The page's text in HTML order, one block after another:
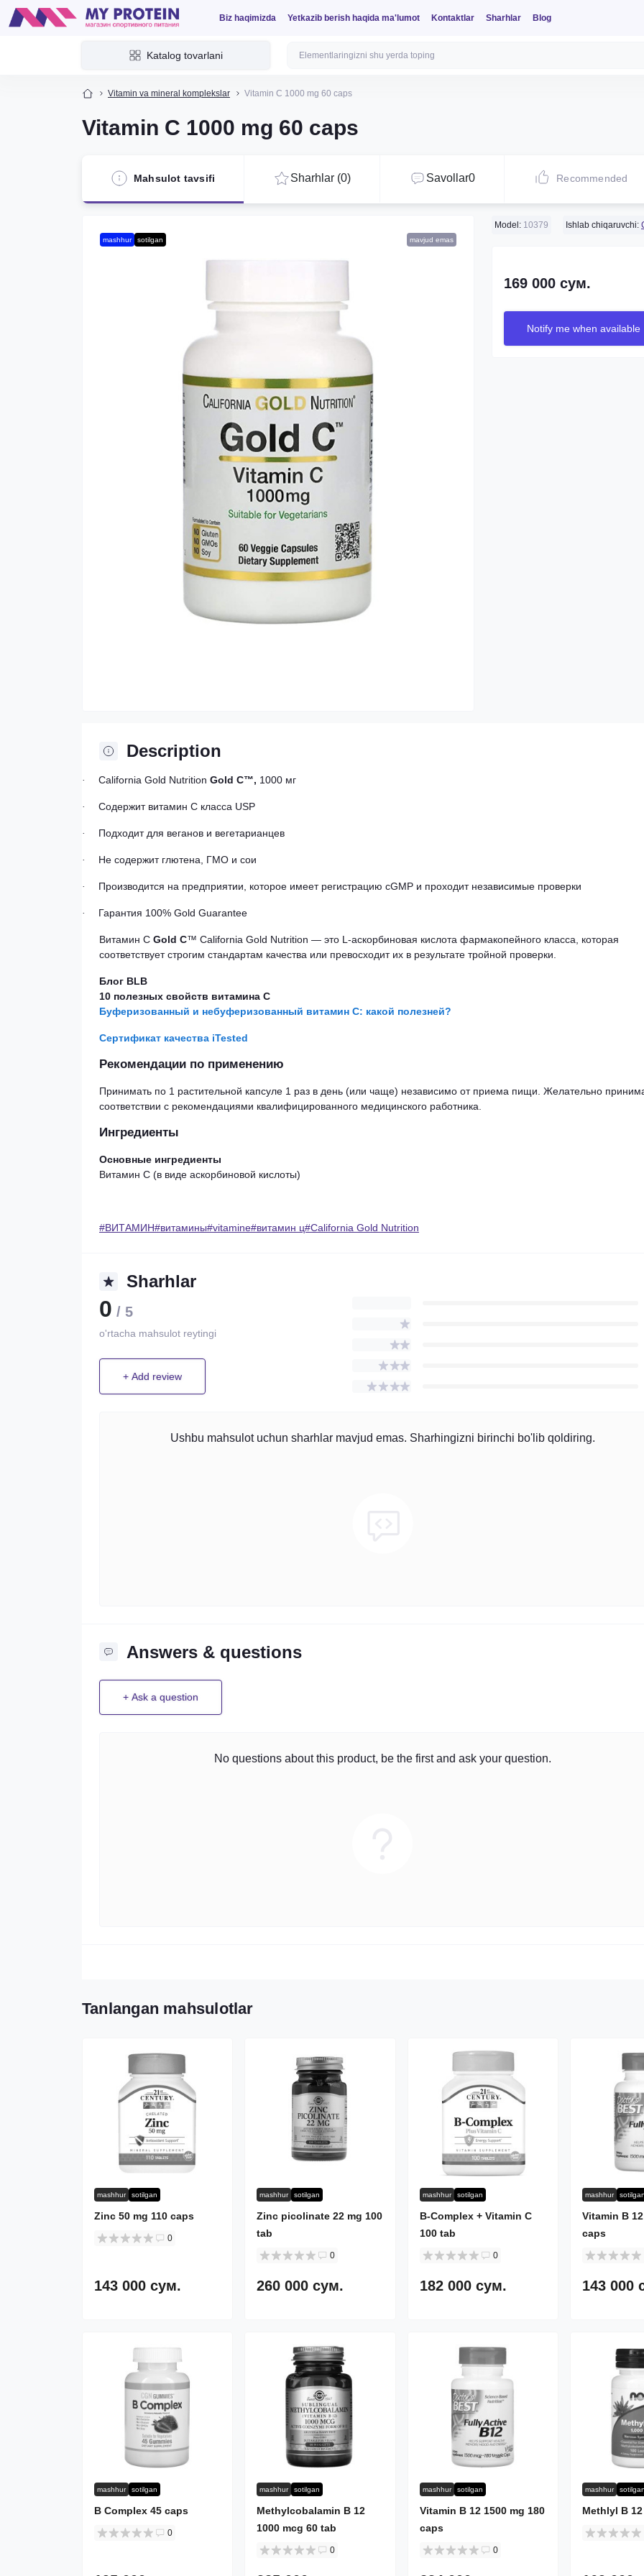
Biz haqimizda Yetkazib berish haqida ma'lumot Kontaktlar Sharhlar Blog
Katalog tovarlani
Vitamin va mineral komplekslar Vitamin C 1000 mg 60 caps
Vitamin C 1000 mg 60 caps
Mahsulot tavsifi Sharhlar (0) Savollar0 Recommended
mashhur sotilgan mavjud emas
Model: 10379 Ishlab chiqaruvchi:
169 000 сум.
Notify me when available
Description
· California Gold Nutrition Gold C™, 1000 мг
· Содержит витамин C класса USP
· Подходит для веганов и вегетарианцев
· Не содержит глютена, ГМО и сои
· Производится на предприятии, которое имеет регистрацию cGMP и проходит независимые проверки
· Гарантия 100% Gold Guarantee
Витамин C Gold C™ California Gold Nutrition — это L-аскорбиновая кислота фармакопейного класса, которая
соответствует строгим стандартам качества или превосходит их в результате тройной проверки.
Блог BLB
10 полезных свойств витамина C
Буферизованный и небуферизованный витамин C: какой полезней?
Сертификат качества iTested
Рекомендации по применению
Принимать по 1 растительной капсуле 1 раз в день (или чаще) независимо от приема пищи. Желательно
соответствии с рекомендациями квалифицированного медицинского работника.
Ингредиенты
Основные ингредиенты
Витамин С (в виде аскорбиновой кислоты)
#ВИТАМИН#витамины#vitamine#витамин ц#California Gold Nutrition
Sharhlar
0 / 5
o'rtacha mahsulot reytingi
+ Add review
Ushbu mahsulot uchun sharhlar mavjud emas. Sharhingizni birinchi bo'lib qoldiring.
Answers & questions
+ Ask a question
No questions about this product, be the first and ask your question.
Tanlangan mahsulotlar
mashhur sotilgan
Zinc 50 mg 110 caps
0
143 000 сум.
mashhur sotilgan
Zinc picolinate 22 mg 100
tab
0
260 000 сум.
mashhur sotilgan
B-Complex + Vitamin C
100 tab
0
182 000 сум.
mashhur
Vitamin B
caps
143 000
mashhur sotilgan
B Complex 45 caps
0
mashhur sotilgan
Methylcobalamin B 12
1000 mcg 60 tab
0
mashhur sotilgan
Vitamin B 12 1500 mg 180
caps
0
mashhur
Methlyl B